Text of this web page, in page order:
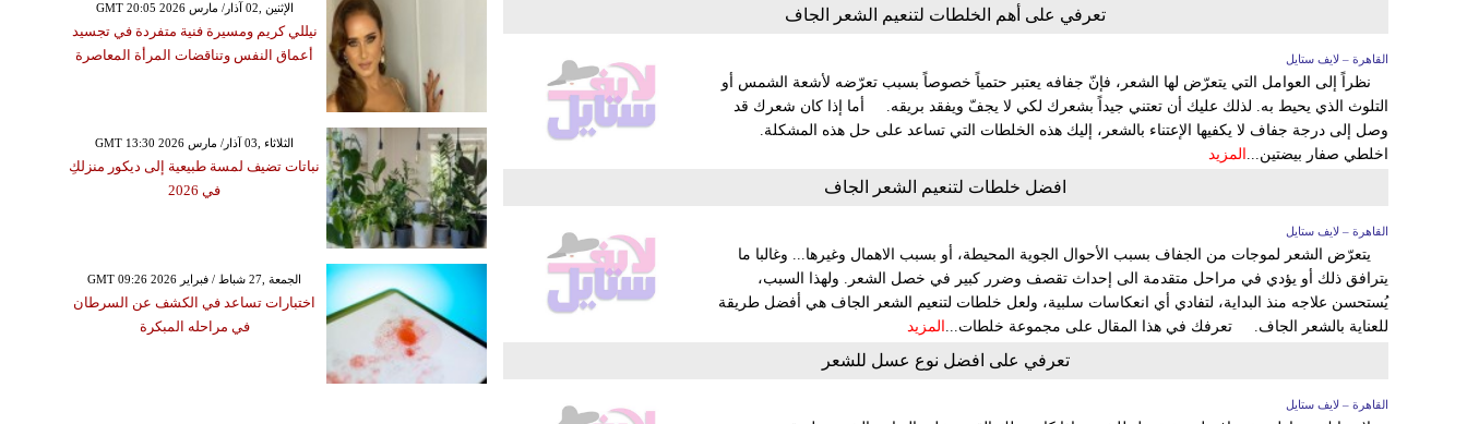
تعرفي على أهم الخلطات لتنعيم الشعر الجاف
القاهرة – لايف ستايل
نظراً إلى العوامل التي يتعرّض لها الشعر، فإنّ جفافه يعتبر حتمياً خصوصاً بسبب تعرّضه لأشعة الشمس أو
التلوث الذي يحيط به. لذلك عليك أن تعتني جيداً بشعرك لكي لا يجفّ ويفقد بريقه. أما إذا كان شعرك قد
وصل إلى درجة جفاف لا يكفيها الإعتناء بالشعر، إليك هذه الخلطات التي تساعد على حل هذه المشكلة.
اخلطي صفار بيضتين... المزيد
افضل خلطات لتنعيم الشعر الجاف
القاهرة – لايف ستايل
يتعرّض الشعر لموجات من الجفاف بسبب الأحوال الجوية المحيطة، أو بسبب الاهمال وغيرها... وغالبا ما
يترافق ذلك أو يؤدي في مراحل متقدمة الى إحداث تقصف وضرر كبير في خصل الشعر. ولهذا السبب،
يُستحسن علاجه منذ البداية، لتفادي أي انعكاسات سلبية، ولعل خلطات لتنعيم الشعر الجاف هي أفضل طريقة
للعناية بالشعر الجاف. تعرفك في هذا المقال على مجموعة خلطات... المزيد
تعرفي على افضل نوع عسل للشعر
القاهرة – لايف ستايل
GMT 20:05 2026 الإثنين ,02 آذار/ مارس
نيللي كريم ومسيرة فنية متفردة في تجسيد
أعماق النفس وتناقضات المرأة المعاصرة
GMT 13:30 2026 الثلاثاء ,03 آذار/ مارس
نباتات تضيف لمسة طبيعية إلى ديكور منزلكِ
في 2026
GMT 09:26 2026 الجمعة ,27 شباط / فبراير
اختبارات تساعد في الكشف عن السرطان
في مراحله المبكرة